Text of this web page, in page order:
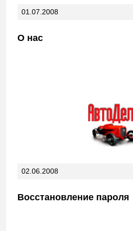
01.07.2008
О нас
02.06.2008
Восстановление пароля